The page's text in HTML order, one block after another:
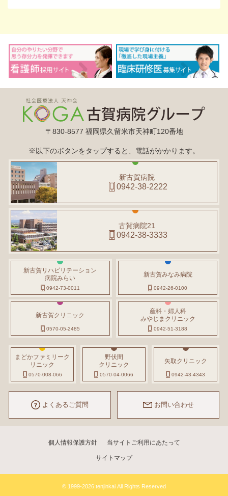
〒830-8577 福岡県久留米市天神町120番地
※以下のボタンをタップすると、電話がかかります。
新古賀病院
0942-38-2222
古賀病院21
0942-38-3333
新古賀リハビリテーション
病院みらい
0942-73-0011
新古賀みなみ病院
0942-26-0100
新古賀クリニック
0570-05-2485
産科・婦人科
みやじまクリニック
0942-51-3188
まどかファミリーク
リニック
0570-008-066
野伏間
クリニック
0570-04-0066
矢取クリニック
0942-43-4343
よくあるご質問 お問い合わせ
個人情報保護方針 当サイトご利用にあたって
サイトマップ
© 1999-2026 tenjinkai All Rights Reserved